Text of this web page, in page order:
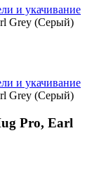
и укачивание
Grey (Серый)
и укачивание
Grey (Серый)
Pro, Earl